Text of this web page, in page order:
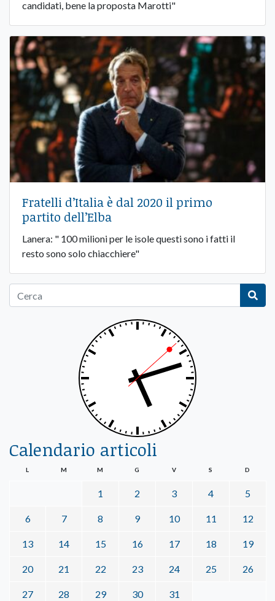
candidati, bene la proposta Marotti"
Fratelli d’Italia è dal 2020 il primo
partito dell’Elba
Lanera: " 100 milioni per le isole questi sono i fatti il
resto sono solo chiacchiere"
Calendario articoli
L M M G V S D
1 2 3 4 5
6 7 8 9 10 11 12
13 14 15 16 17 18 19
20 21 22 23 24 25 26
27 28 29 30 31